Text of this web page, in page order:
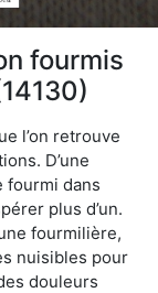
fourmis
l’on retrouve
D’une
fourmi dans
plus d’un.
fourmilière,
nuisibles pour
douleurs